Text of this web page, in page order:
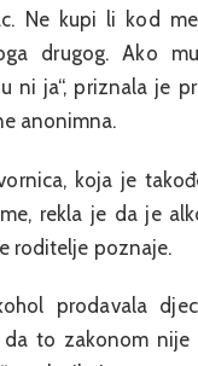
Ne kupi li kod
drugog. Ako
ni ja“, priznala je
anonimna.
koja je
rekla je da je
roditelje poznaje.
prodavala
da to zakonom nije